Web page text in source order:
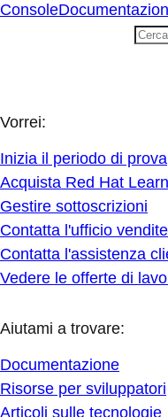
Console
Vorrei:
Inizia il periodo di prova
Acquista Red Hat
Gestire sottoscrizioni
Contatta l'ufficio vendite
Contatta l'assistenza
Vedere le offerte di
Aiutami a trovare:
Documentazione
Risorse per sviluppatori
Articoli sulle tecnologie